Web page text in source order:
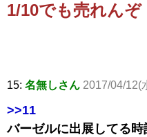
1/10でも売れんぞ
15: 名無しさん 2017/04/12(
>>11
バーゼルに出展してる